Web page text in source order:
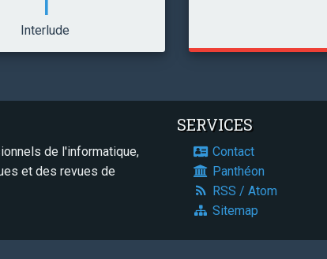
Interlude
de l'informatique,
et des revues de
SERVICES
Contact
Panthéon
RSS / Atom
Sitemap